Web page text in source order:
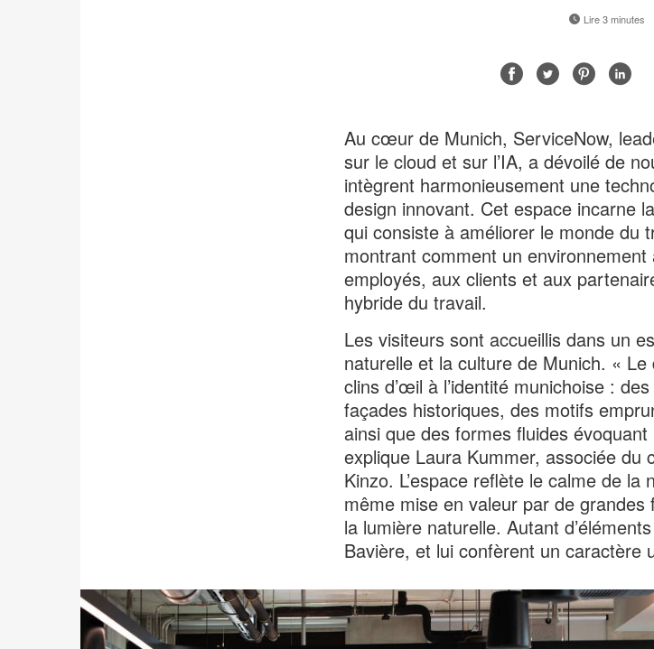
Lire 3 minutes
PartagerPartager
Au cœur de Munich, ServiceNow,
sur le cloud et sur l’IA, a dévoilé de
intègrent harmonieusement une
design innovant. Cet espace incarne
qui consiste à améliorer le monde du
montrant comment un
employés, aux clients et aux
hybride du travail.
Les visiteurs sont accueillis dans un
naturelle et la culture de Munich. «
clins d’œil à l’identité munichoise :
façades historiques, des motifs
ainsi que des formes fluides évoquant
explique Laura Kummer, associée du
Kinzo. L’espace reflète le calme de la
même mise en valeur par de
la lumière naturelle. Autant
Bavière, et lui confèrent un caractère